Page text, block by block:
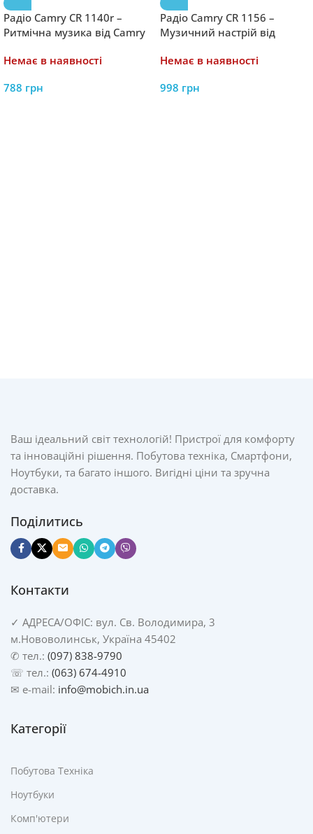
Радіо Camry CR 1140r –
Ритмічна музика від Camry
Немає в наявності
788 грн
Радіо Camry CR 1156 –
Музичний настрій від
Немає в наявності
998 грн
Ваш ідеальний світ технологій! Пристрої для комфорту
та інноваційні рішення. Побутова техніка, Смартфони,
Ноутбуки, та багато іншого. Вигідні ціни та зручна
доставка.
Поділитись
Контакти
✓ АДРЕСА/ОФІС: вул. Св. Володимира, 3
м.Нововолинськ, Україна 45402
✆ тел.: (097) 838-9790
☏ тел.: (063) 674-4910
✉ e-mail: info@mobich.in.ua
Категорії
Побутова Техніка
Ноутбуки
Комп'ютери